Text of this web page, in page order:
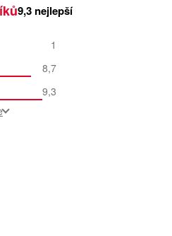
9,3 nejlepší
1
8,7
9,3